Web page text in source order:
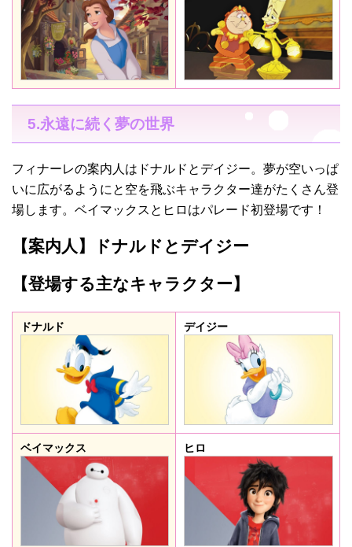
5.永遠に続く夢の世界
フィナーレの案内人はドナルドとデイジー。夢が空いっぱ
いに広がるようにと空を飛ぶキャラクター達がたくさん登
場します。ベイマックスとヒロはパレード初登場です！
【案内人】ドナルドとデイジー
【登場する主なキャラクター】
ドナルド デイジー
ベイマックス ヒロ